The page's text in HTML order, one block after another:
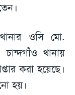
থানার ওসি মো.
থানায়
করা হয়েছে।
হয়।